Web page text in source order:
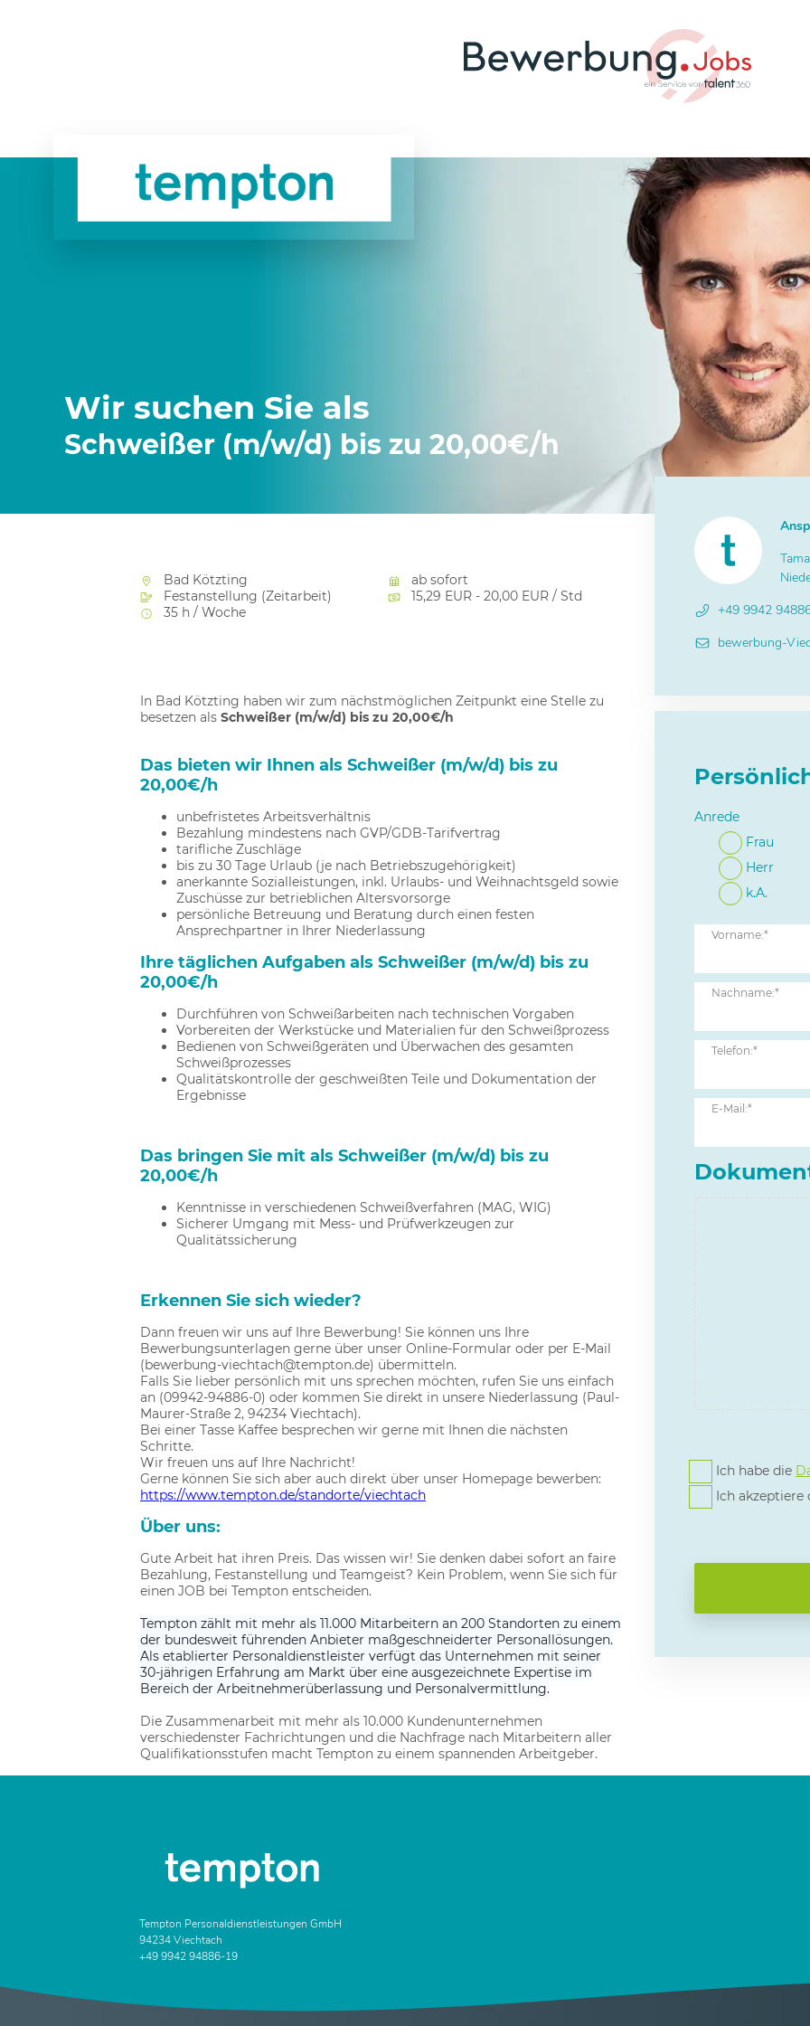
Wir suchen Sie als
Schweißer (m/w/d) bis zu 20,00€/h
+49 9942
bewerbung-
Anrede
Frau
Herr
k.A.
Vorname:*
Nachname:*
Telefon:*
E-Mail:*
Ich habe die
Ich akzeptiere
Bad Kötzting
Festanstellung (Zeitarbeit)
35 h / Woche
ab sofort
15,29 EUR - 20,00 EUR / Std
In Bad Kötzting haben wir zum nächstmöglichen Zeitpunkt eine Stelle zu
besetzen als Schweißer (m/w/d) bis zu 20,00€/h
Das bieten wir Ihnen als Schweißer (m/w/d) bis zu
20,00€/h
unbefristetes Arbeitsverhältnis
Bezahlung mindestens nach GVP/GDB-Tarifvertrag
tarifliche Zuschläge
bis zu 30 Tage Urlaub (je nach Betriebszugehörigkeit)
anerkannte Sozialleistungen, inkl. Urlaubs- und Weihnachtsgeld sowie
Zuschüsse zur betrieblichen Altersvorsorge
persönliche Betreuung und Beratung durch einen festen
Ansprechpartner in Ihrer Niederlassung
Ihre täglichen Aufgaben als Schweißer (m/w/d) bis zu
20,00€/h
Durchführen von Schweißarbeiten nach technischen Vorgaben
Vorbereiten der Werkstücke und Materialien für den Schweißprozess
Bedienen von Schweißgeräten und Überwachen des gesamten
Schweißprozesses
Qualitätskontrolle der geschweißten Teile und Dokumentation der
Ergebnisse
Das bringen Sie mit als Schweißer (m/w/d) bis zu
20,00€/h
Kenntnisse in verschiedenen Schweißverfahren (MAG, WIG)
Sicherer Umgang mit Mess- und Prüfwerkzeugen zur
Qualitätssicherung
Erkennen Sie sich wieder?
Dann freuen wir uns auf Ihre Bewerbung! Sie können uns Ihre
Bewerbungsunterlagen gerne über unser Online-Formular oder per E-Mail
(bewerbung-viechtach@tempton.de) übermitteln.
Falls Sie lieber persönlich mit uns sprechen möchten, rufen Sie uns einfach
an (09942-94886-0) oder kommen Sie direkt in unsere Niederlassung (Paul-
Maurer-Straße 2, 94234 Viechtach).
Bei einer Tasse Kaffee besprechen wir gerne mit Ihnen die nächsten
Schritte.
Wir freuen uns auf Ihre Nachricht!
Gerne können Sie sich aber auch direkt über unser Homepage bewerben:
https://www.tempton.de/standorte/viechtach
Über uns:
Gute Arbeit hat ihren Preis. Das wissen wir! Sie denken dabei sofort an faire
Bezahlung, Festanstellung und Teamgeist? Kein Problem, wenn Sie sich für
einen JOB bei Tempton entscheiden.
Tempton zählt mit mehr als 11.000 Mitarbeitern an 200 Standorten zu einem
der bundesweit führenden Anbieter maßgeschneiderter Personallösungen.
Als etablierter Personaldienstleister verfügt das Unternehmen mit seiner
30-jährigen Erfahrung am Markt über eine ausgezeichnete Expertise im
Bereich der Arbeitnehmerüberlassung und Personalvermittlung.
Die Zusammenarbeit mit mehr als 10.000 Kundenunternehmen
verschiedenster Fachrichtungen und die Nachfrage nach Mitarbeitern aller
Qualifikationsstufen macht Tempton zu einem spannenden Arbeitgeber.
Tempton Personaldienstleistungen GmbH
94234 Viechtach
+49 9942 94886-19